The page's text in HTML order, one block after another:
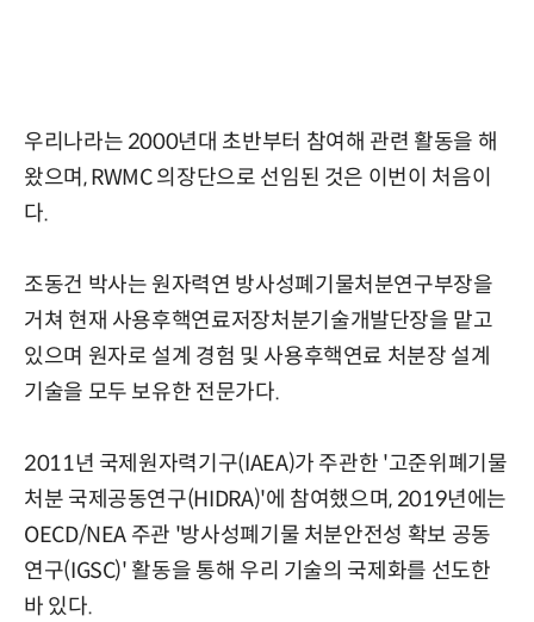
우리나라는 2000년대 초반부터 참여해 관련 활동을 해
왔으며, RWMC 의장단으로 선임된 것은 이번이 처음이
다.
조동건 박사는 원자력연 방사성폐기물처분연구부장을
거쳐 현재 사용후핵연료저장처분기술개발단장을 맡고
있으며 원자로 설계 경험 및 사용후핵연료 처분장 설계
기술을 모두 보유한 전문가다.
2011년 국제원자력기구(IAEA)가 주관한 '고준위폐기물
처분 국제공동연구(HIDRA)'에 참여했으며, 2019년에는
OECD/NEA 주관 '방사성폐기물 처분안전성 확보 공동
연구(IGSC)' 활동을 통해 우리 기술의 국제화를 선도한
바 있다.